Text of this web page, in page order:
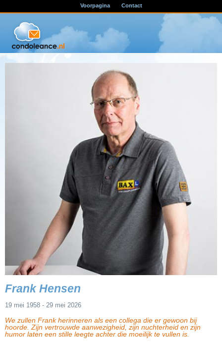
Voorpagina Contact
Frank Hensen
19 mei 1958 - 29 mei 2026
We zullen Frank herinneren als een collega die er gewoon bij
hoorde. Zijn vertrouwde aanwezigheid, zijn nuchterheid en zijn
humor laten een stille leegte achter die moeilijk te vullen is.